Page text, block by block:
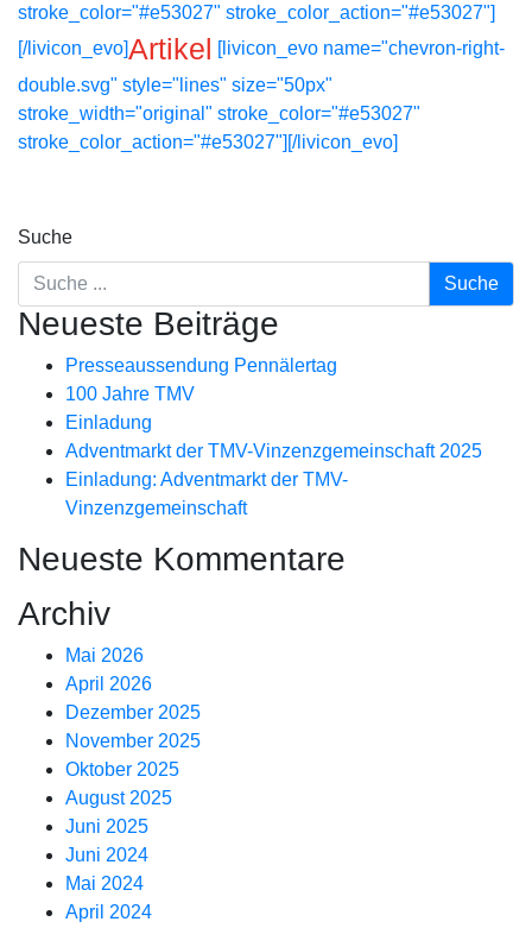
stroke_color="#e53027" stroke_color_action="#e53027"]
[/livicon_evo]Artikel [livicon_evo name="chevron-right-
double.svg" style="lines" size="50px"
stroke_width="original" stroke_color="#e53027"
stroke_color_action="#e53027"][/livicon_evo]
Suche
Neueste Beiträge
Presseaussendung Pennälertag
100 Jahre TMV
Einladung
Adventmarkt der TMV-Vinzenzgemeinschaft 2025
Einladung: Adventmarkt der TMV-
Vinzenzgemeinschaft
Neueste Kommentare
Archiv
Mai 2026
April 2026
Dezember 2025
November 2025
Oktober 2025
August 2025
Juni 2025
Juni 2024
Mai 2024
April 2024